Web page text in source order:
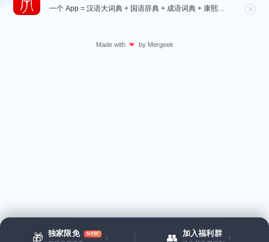
🎁 独家限免 NEW › 👥 加入福利群 ›
一个 App = 汉语大词典 + 国语辞典 + 成语词典 + 康熙字典 + 说文解字 + 六书通 +...
Made with ❤ by Mergeek